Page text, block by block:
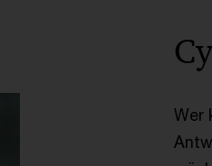
Wer